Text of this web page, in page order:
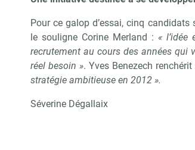
Pour ce galop d’essai, cinq candidats
le souligne Corine Merland : «
recrutement au cours des années qui
réel besoin ». Yves Benezech renchérit
stratégie ambitieuse en 2012 ».
Séverine Dégallaix